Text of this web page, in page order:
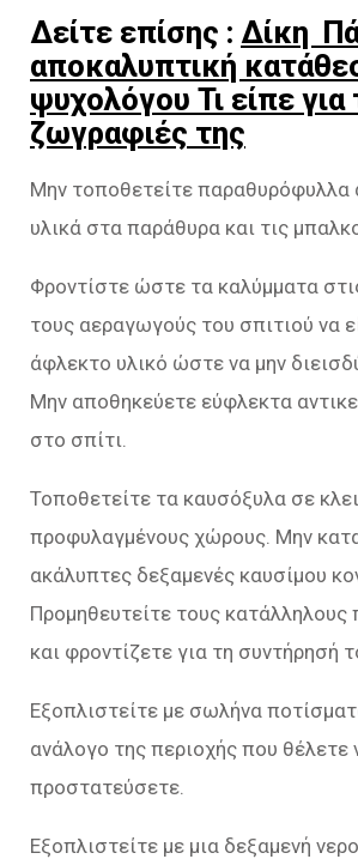
Δείτε επίσης : Δίκη
αποκαλυπτική
ψυχολόγου Τι είπε για
ζωγραφιές της
Μην τοποθετείτε παραθυρόφυλλα
υλικά στα παράθυρα και τις
Φροντίστε ώστε τα καλύμματα
τους αεραγωγούς του σπιτιού να
άφλεκτο υλικό ώστε να μην
Μην αποθηκεύετε εύφλεκτα
στο σπίτι.
Τοποθετείτε τα καυσόξυλα σε
προφυλαγμένους χώρους. Μην
ακάλυπτες δεξαμενές καυσίμου
Προμηθευτείτε τους
και φροντίζετε για τη συντήρησή
Εξοπλιστείτε με σωλήνα
ανάλογο της περιοχής που θέλετε
προστατεύσετε.
Εξοπλιστείτε με μια δεξαμενή